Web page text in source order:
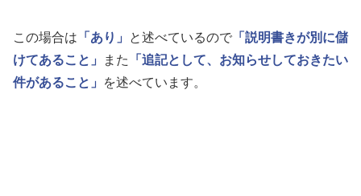
この場合は 「あり」 と述べているので 「説明書きが別に儲
けてあること」
また
「追記として、お知らせしておきたい
件があること」
を述べています。